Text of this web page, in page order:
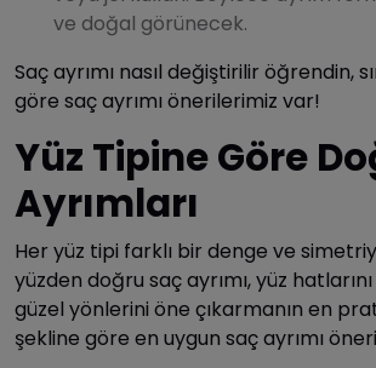
ve doğal görünecek.
Saç ayrımı nasıl değiştirilir öğrendin,
göre saç ayrımı önerilerimiz var!
Yüz Tipine Göre
Ayrımları
Her yüz tipi farklı bir denge ve
yüzden doğru saç ayrımı, yüz
güzel yönlerini öne çıkarmanın en
şekline göre en uygun saç ayrımı